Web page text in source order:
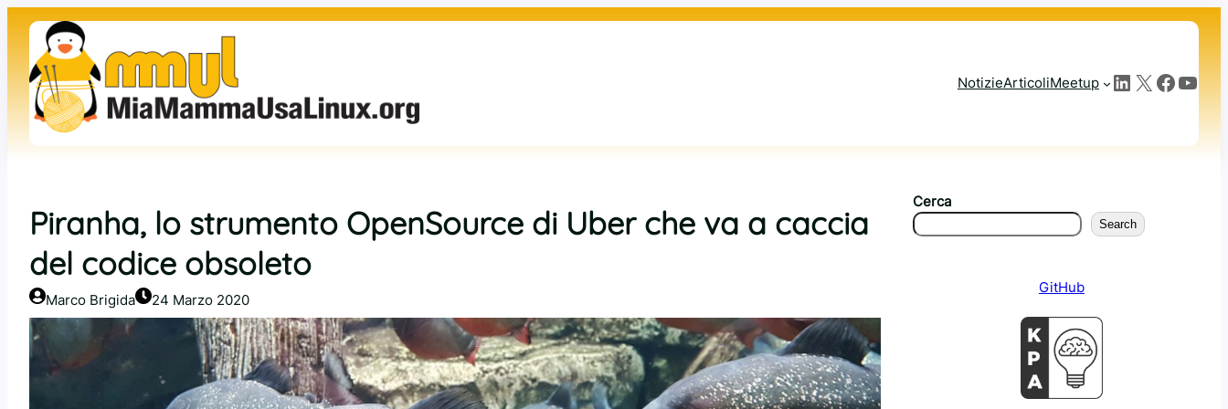
contenuto
NotizieArticoliMeetup LinkedIn X Facebook YouTube
Piranha, lo strumento OpenSource di Uber che va a caccia
del codice obsoleto
Marco Brigida 24 Marzo 2020
Cerca
Search
GitHub